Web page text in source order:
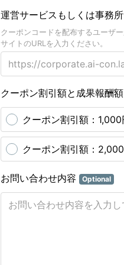
運営サービスもしくは事務
クーポンコードを配布するユーザ
サイトのURLを入力ください。
クーポン割引額と成果報酬
クーポン割引額：
クーポン割引額：
お問い合わせ内容 Optional